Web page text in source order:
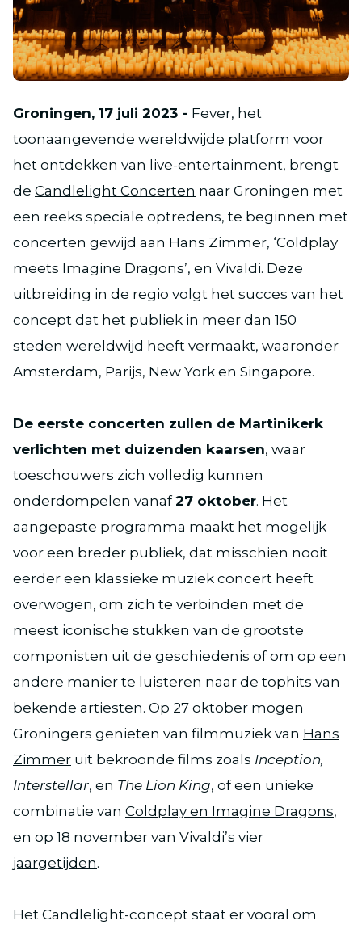
JPG
Groningen, 17 juli 2023 - Fever, het
toonaangevende wereldwijde platform voor
het ontdekken van live-entertainment, brengt
de Candlelight Concerten naar Groningen met
een reeks speciale optredens, te beginnen met
concerten gewijd aan Hans Zimmer, ‘Coldplay
meets Imagine Dragons’, en Vivaldi. Deze
uitbreiding in de regio volgt het succes van het
concept dat het publiek in meer dan 150
steden wereldwijd heeft vermaakt, waaronder
Amsterdam, Parijs, New York en Singapore.
De eerste concerten zullen de Martinikerk
verlichten met duizenden kaarsen, waar
toeschouwers zich volledig kunnen
onderdompelen vanaf27 oktober. Het
aangepaste programma maakt het mogelijk
voor een breder publiek, dat misschien nooit
eerder een klassieke muziek concert heeft
overwogen, om zich te verbinden met de
meest iconische stukken van de grootste
componisten uit de geschiedenis of om op een
andere manier te luisteren naar de tophits van
bekende artiesten. Op 27 oktober mogen
Groningers genieten van filmmuziek van Hans
Zimmer uit bekroonde films zoals Inception,
Interstellar, en The Lion King, of een unieke
combinatie van Coldplay en Imagine Dragons,
en op 18 november van Vivaldi’s vier
jaargetijden.
Het Candlelight-concept staat er vooral om